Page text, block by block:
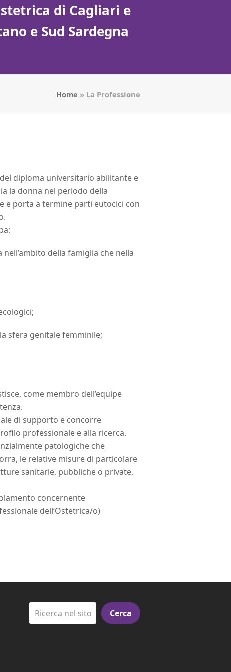
di Cagliari e
e Sud Sardegna
Home » La Professione
diploma universitario abilitante e
la donna nel periodo della
e porta a termine parti eutocici con
della famiglia che nella
sfera genitale femminile;
come membro dell’equipe
di supporto e concorre
professionale e alla ricerca.
patologiche che
le relative misure di particolare
sanitarie, pubbliche o private,
concernente
dell’Ostetrica/o)
Cerca